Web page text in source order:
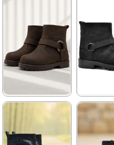
2.259,90 ₺
3.879,90 ₺
%42İndirim
Ücretsiz
Kargo
3.519,90 ₺
%42İndirim
★ ★
2.049,90 ₺
3.519,90 ₺
★ ★
4.629,90 ₺